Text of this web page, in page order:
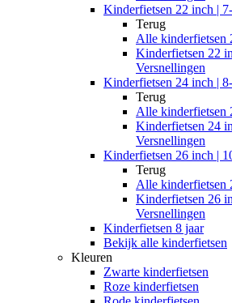
Kinderfietsen 22 inch |
Terug
Alle kinderfietsen
Kinderfietsen 22
Versnellingen
Kinderfietsen 24 inch |
Terug
Alle kinderfietsen
Kinderfietsen 24
Versnellingen
Kinderfietsen 26 inch |
Terug
Alle kinderfietsen
Kinderfietsen 26
Versnellingen
Kinderfietsen 8 jaar
Bekijk alle kinderfietsen
Kleuren
Zwarte kinderfietsen
Roze kinderfietsen